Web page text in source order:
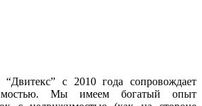
с 2010 года сопровождает
Мы имеем богатый опыт